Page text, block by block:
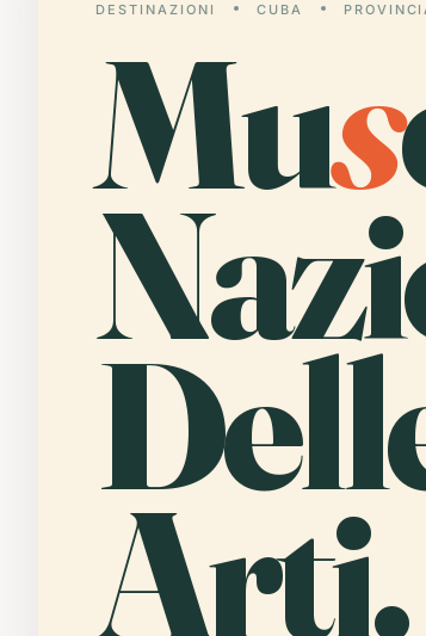
DESTINAZIONI CUBA
Mus
Arti.